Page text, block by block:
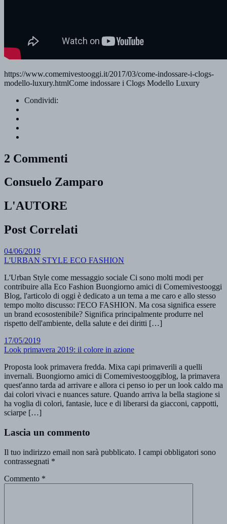
https://www.comemivestooggi.it/2017/03/come-indossare-i-clogs-
modello-luxury.htmlCome indossare i Clogs Modello Luxury
Condividi:
2 Commenti
Consuelo Zamparo
L'AUTORE
Post Correlati
04/06/2019
L'URBAN STYLE ECO FASHION
L'Urban Style come messaggio sociale Ci sono molti modi per
contribuire alla Eco Fashion Buongiorno amici di Comemivestooggi
Blog, l'articolo di oggi è dedicato a un tema a me caro e allo stesso
tempo molto discusso: l'ECO FASHION. Ma cosa significa essere
un brand ecosostenibile? Significa principalmente produrre nel
rispetto dell'ambiente, della salute e dei diritti […]
17/05/2019
Look primavera 2019: il colore in azione
Proposta look primavera fredda. Mixa capi primaverili a quelli
invernali. Buongiorno amici di Comemivestooggiblog, la primavera
quest'anno tarda ad arrivare e allora ci penso io per un look caldo ma
dai colori vivaci e nuances sature. Quando arriva la bella stagione si
ha voglia di colori, fantasie, luce e di liberarsi da giacconi, cappotti,
sciarpe […]
Lascia un commento
Il tuo indirizzo email non sarà pubblicato. I campi obbligatori sono
contrassegnati *
Commento *